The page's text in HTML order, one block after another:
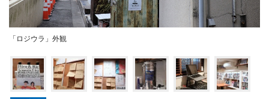
「ロジウラ」外観